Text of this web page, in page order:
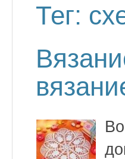
Тег: